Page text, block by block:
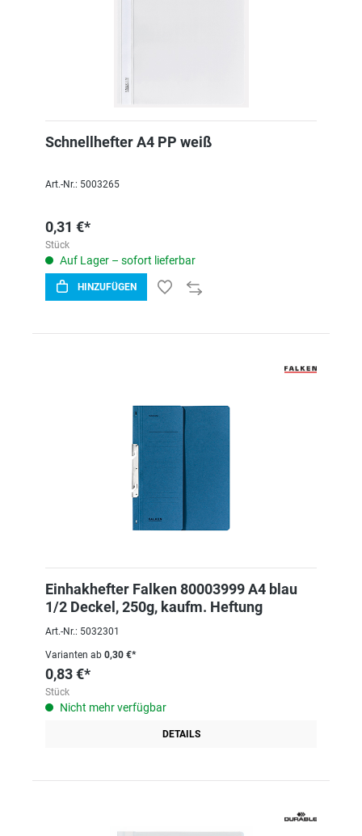
Schnellhefter A4 PP weiß
Art.-Nr.: 5003265
0,31 €*
Stück
Auf Lager – sofort lieferbar
HINZUFÜGEN
Einhakhefter Falken 80003999 A4 blau
1/2 Deckel, 250g, kaufm. Heftung
Art.-Nr.: 5032301
Varianten ab 0,30 €*
0,83 €*
Stück
Nicht mehr verfügbar
DETAILS